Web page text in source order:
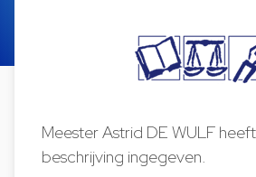
Meester Astrid DE WULF
beschrijving ingegeven.